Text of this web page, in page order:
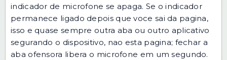
indicador de microfone se apaga. Se o indicador
permanece ligado depois que voce sai da pagina,
isso e quase sempre outra aba ou outro aplicativo
segurando o dispositivo, nao esta pagina; fechar a
aba ofensora libera o microfone em um segundo.